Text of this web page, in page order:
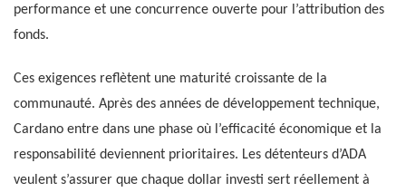
performance et une concurrence ouverte pour l’attribution des
fonds.
Ces exigences reflètent une maturité croissante de la
communauté. Après des années de développement technique,
Cardano entre dans une phase où l’efficacité économique et la
responsabilité deviennent prioritaires. Les détenteurs d’ADA
veulent s’assurer que chaque dollar investi sert réellement à